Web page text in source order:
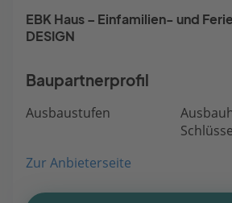
EBK Haus – Einfamilien- und
DESIGN
Baupartnerprofil
Ausbaustufen
Zur Anbieterseite